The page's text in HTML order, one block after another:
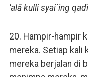
‘alā kulli syai`ing
20. Hampir-hampir
mereka. Setiap kali
mereka berjalan di